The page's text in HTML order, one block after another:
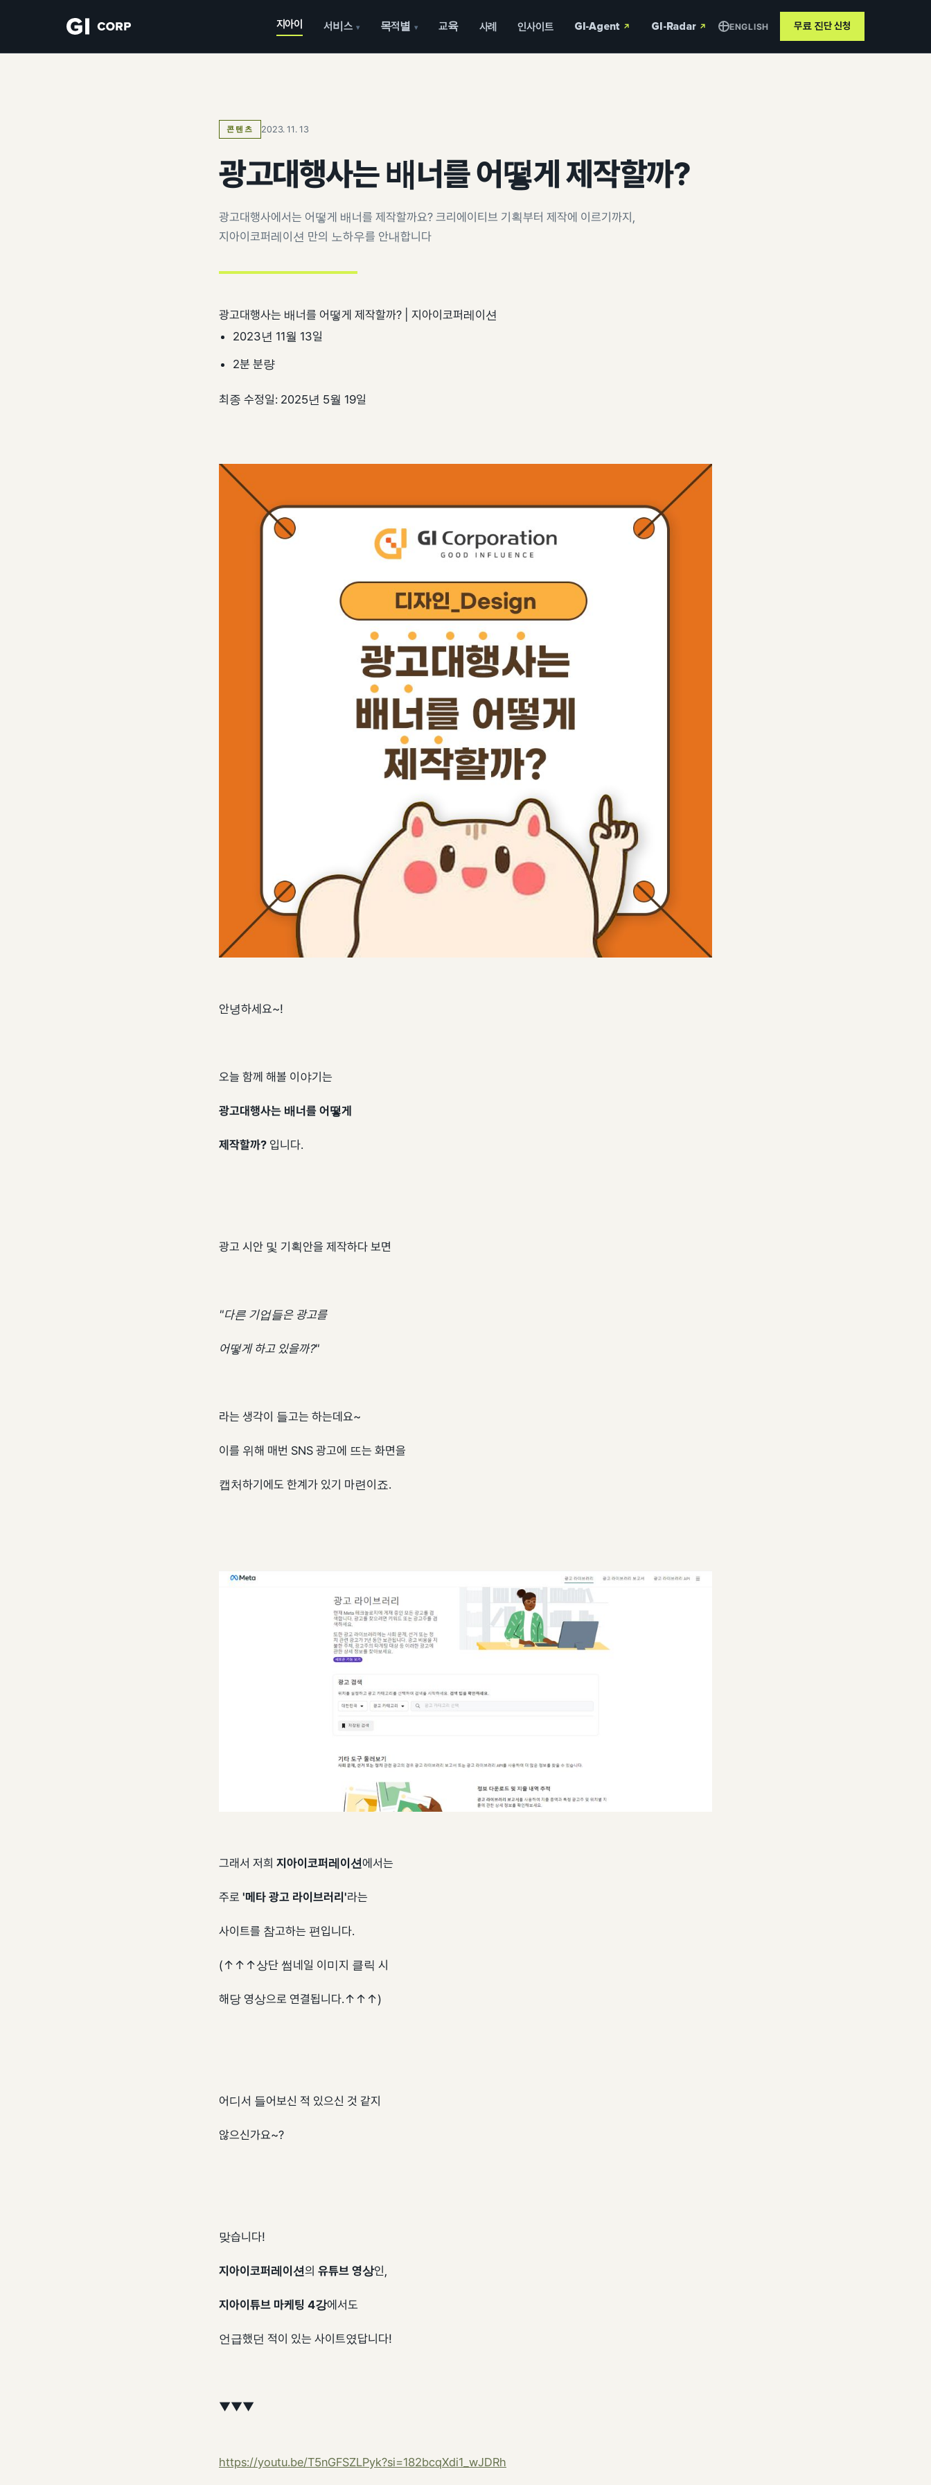
지아이 서비스 ▾ 목적별 ▾ 교육 사례 인사이트 GI-Agent ↗ GI-Radar ↗ ENGLISH 무료 진단신청
콘텐츠 2023. 11. 13
광고대행사는 배너를 어떻게 제작할까?
광고대행사에서는 어떻게 배너를 제작할까요? 크리에이티브 기획부터 제작에 이르기까지,
지아이코퍼레이션 만의 노하우를 안내합니다
광고대행사는 배너를 어떻게 제작할까? | 지아이코퍼레이션
2023년 11월 13일
2분 분량
최종 수정일: 2025년 5월 19일
안녕하세요~!
오늘 함께 해볼 이야기는
광고대행사는 배너를 어떻게
제작할까? 입니다.
광고 시안 및 기획안을 제작하다 보면
"다른 기업들은 광고를
어떻게 하고 있을까?"
라는 생각이 들고는 하는데요~
이를 위해 매번 SNS 광고에 뜨는 화면을
캡처하기에도 한계가 있기 마련이죠.
​그래서 저희 지아이코퍼레이션에서는
주로 '메타 광고 라이브러리'라는
사이트를 참고하는 편입니다.
(↑↑↑상단 썸네일 이미지 클릭 시
해당 영상으로 연결됩니다.↑↑↑)
어디서 들어보신 적 있으신 것 같지
않으신가요~?
맞습니다!
지아이코퍼레이션의 유튜브 영상인,
지아이튜브 마케팅 4강에서도
언급했던 적이 있는 사이트였답니다!
▼▼▼
https://youtu.be/T5nGFSZLPyk?si=182bcqXdi1_wJDRh